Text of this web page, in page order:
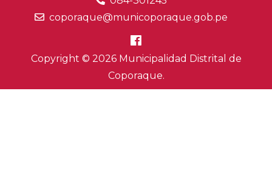
coporaque@municoporaque.gob.pe
Copyright © 2026 Municipalidad Distrital de
Coporaque.